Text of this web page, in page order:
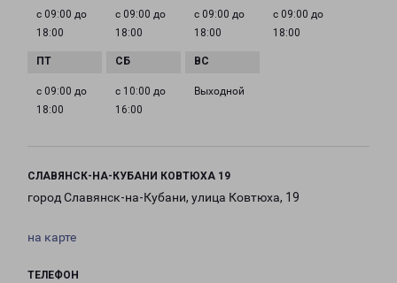
с 09:00 до
18:00
с 09:00 до
18:00
с 09:00 до
18:00
с 09:00 до
18:00
с 09:00 до
18:00
с 10:00 до
16:00
Выходной
СЛАВЯНСК-НА-КУБАНИ КОВТЮХА 19
город Славянск-на-Кубани, улица Ковтюха, 19
на карте
ТЕЛЕФОН